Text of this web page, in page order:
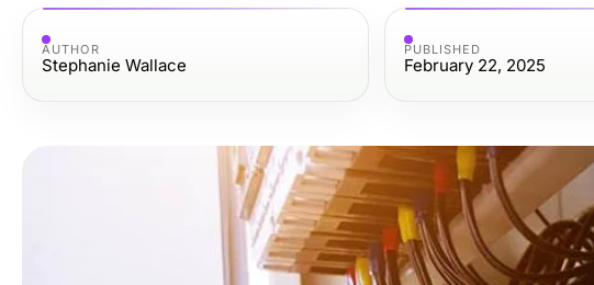
AUTHOR
Stephanie Wallace
PUBLISHED
February 22, 2025